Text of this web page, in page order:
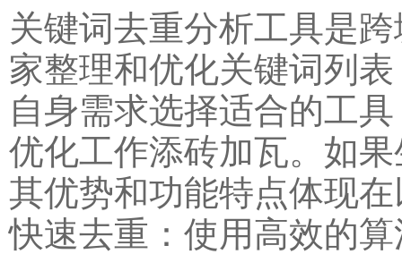
关键词去重分析工具是
家整理和优化关键词列
自身需求选择适合的工
优化工作添砖加瓦。如
其优势和功能特点体现
快速去重：使用高效的